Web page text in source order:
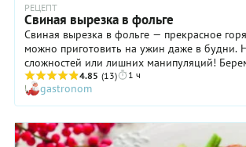
РЕЦЕПТ
Свиная вырезка в фольге
Свиная вырезка в фольге — прекрасное
можно приготовить на ужин даже в будни.
сложностей или лишних манипуляций!
вырезку, обмазываем ее соусом, который
минут, заворачиваем в фольгу и отправляем
время запекания вы можете или заняться
или приготовить к мясу гарнир, например,
пюре. Но лучшим вариантом станет салат
4.85 (13) 1 ч
gastronom